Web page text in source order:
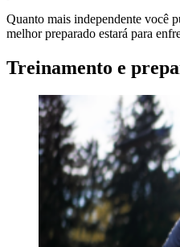
Quanto mais independente você
melhor preparado estará para
Treinamento e